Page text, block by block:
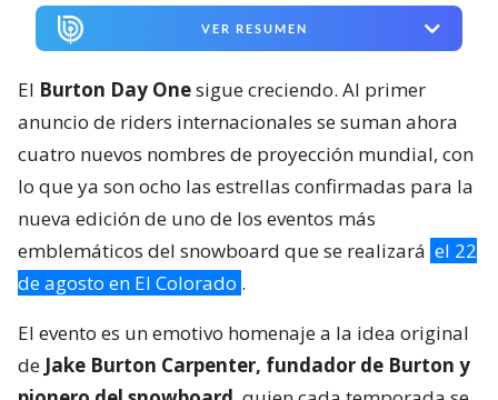
VER RESUMEN
El Burton Day Onesigue creciendo. Al primer
anuncio de riders internacionales se suman ahora
cuatro nuevos nombres de proyección mundial, con
lo que ya son ocho las estrellas confirmadas para la
nueva edición de uno de los eventos más
emblemáticos del snowboard que se realizará el 22
de agosto en El Colorado .
El evento es un emotivo homenaje a la idea original
de Jake Burton Carpenter, fundador de Burton y